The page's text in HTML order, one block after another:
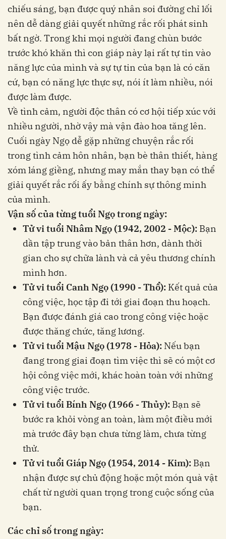
chiếu sáng, bạn được quý nhân soi đường chỉ lối
nên dễ dàng giải quyết những rắc rối phát sinh
bất ngờ. Trong khi mọi người đang chùn bước
trước khó khăn thì con giáp này lại rất tự tin vào
năng lực của mình và sự tự tin của bạn là có căn
cứ, bạn có năng lực thực sự, nói ít làm nhiều, nói
được làm được.
Về tình cảm, người độc thân có cơ hội tiếp xúc với
nhiều người, nhờ vậy mà vận đào hoa tăng lên.
Cuối ngày Ngọ dễ gặp những chuyện rắc rối
trong tình cảm hôn nhân, bạn bè thân thiết, hàng
xóm láng giềng, nhưng may mắn thay bạn có thể
giải quyết rắc rối ấy bằng chính sự thông minh
của mình.
Vận số của từng tuổi Ngọ trong ngày:
Tử vi tuổi Nhâm Ngọ (1942, 2002 - Mộc): Bạn
dần tập trung vào bản thân hơn, dành thời
gian cho sự chữa lành và cả yêu thương chính
mình hơn.
Tử vi tuổi Canh Ngọ (1990 - Thổ): Kết quả của
công việc, học tập đi tới giai đoạn thu hoạch.
Bạn được đánh giá cao trong công việc hoặc
được thăng chức, tăng lương.
Tử vi tuổi Mậu Ngọ (1978 - Hỏa): Nếu bạn
đang trong giai đoạn tìm việc thì sẽ có một cơ
hội công việc mới, khác hoàn toàn với những
công việc trước.
Tử vi tuổi Bính Ngọ (1966 - Thủy): Bạn sẽ
bước ra khỏi vòng an toàn, làm một điều mới
mà trước đây bạn chưa từng làm, chưa từng
thử.
Tử vi tuổi Giáp Ngọ (1954, 2014 - Kim): Bạn
nhận được sự chủ động hoặc một món quà vật
chất từ người quan trọng trong cuộc sống của
bạn.
Các chỉ số trong ngày: